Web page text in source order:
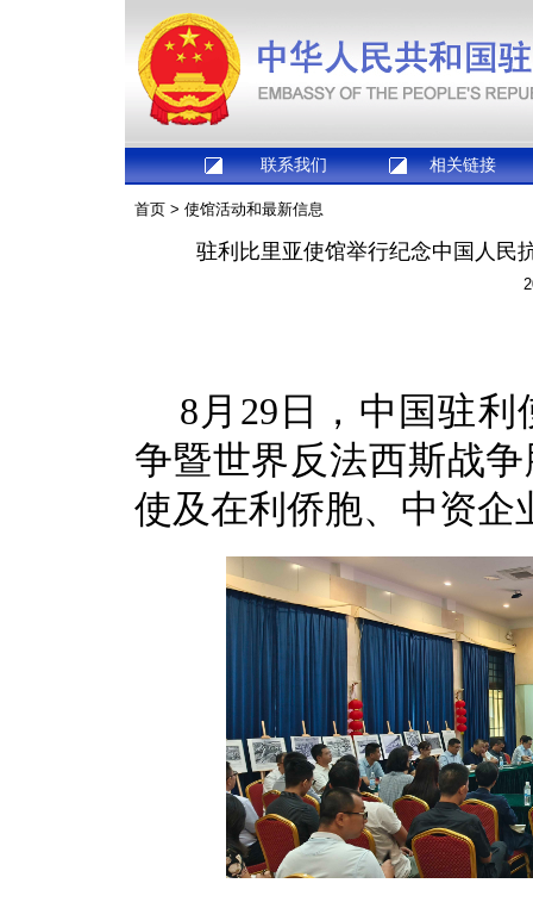
联系我们 相关链接
首页 > 使馆活动和最新信息
驻利比里亚使馆举行纪念中国人民
8月29日，中国驻
争暨世界反法西斯战
使及在利侨胞、中资企